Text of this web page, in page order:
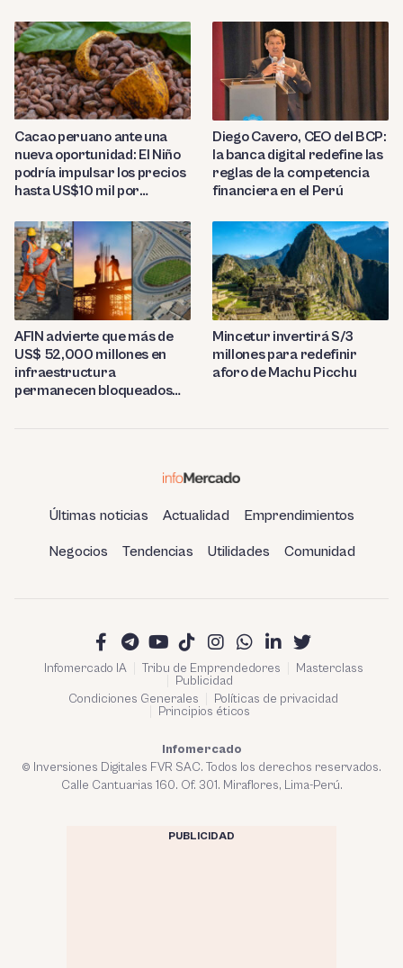
Cacao peruano ante una
nueva oportunidad: El Niño
podría impulsar los precios
hasta US$10 mil por
Diego Cavero, CEO del BCP:
la banca digital redefine las
reglas de la competencia
financiera en el Perú
AFIN advierte que más de
US$ 52,000 millones en
infraestructura
permanecen bloqueados
Mincetur invertirá S/3
millones para redefinir
aforo de Machu Picchu
Últimas noticias Actualidad Emprendimientos
Negocios Tendencias Utilidades Comunidad
Infomercado IA Tribu de Emprendedores
Masterclass
Publicidad
Condiciones Generales
Políticas de privacidad
Principios éticos
Infomercado
© Inversiones Digitales FVR SAC. Todos los derechos reservados.
Calle Cantuarias 160. Of. 301. Miraflores, Lima-Perú.
PUBLICIDAD